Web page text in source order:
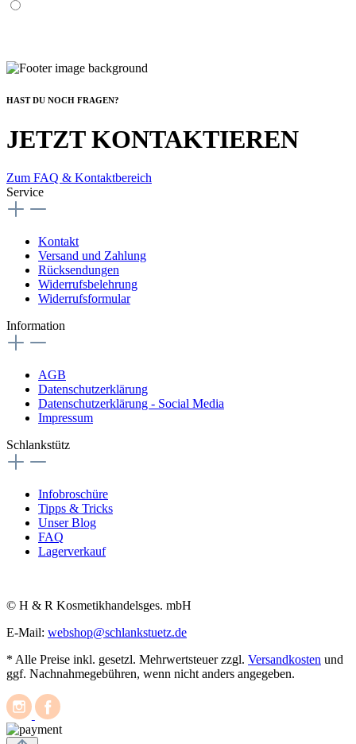
HAST DU NOCH FRAGEN?
JETZT KONTAKTIEREN
Zum FAQ & Kontaktbereich
Service
Kontakt
Versand und Zahlung
Rücksendungen
Widerrufsbelehrung
Widerrufsformular
Information
AGB
Datenschutzerklärung
Datenschutzerklärung - Social Media
Impressum
Schlankstütz
Infobroschüre
Tipps & Tricks
Unser Blog
FAQ
Lagerverkauf
© H & R Kosmetikhandelsges. mbH
E-Mail: webshop@schlankstuetz.de
* Alle Preise inkl. gesetzl. Mehrwertsteuer zzgl. Versandkosten und
ggf. Nachnahmegebühren, wenn nicht anders angegeben.